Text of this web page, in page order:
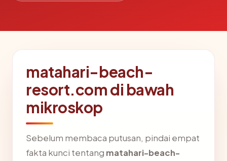
matahari-beach-
resort.com di bawah
mikroskop
Sebelum membaca putusan, pindai empat
fakta kunci tentang matahari-beach-